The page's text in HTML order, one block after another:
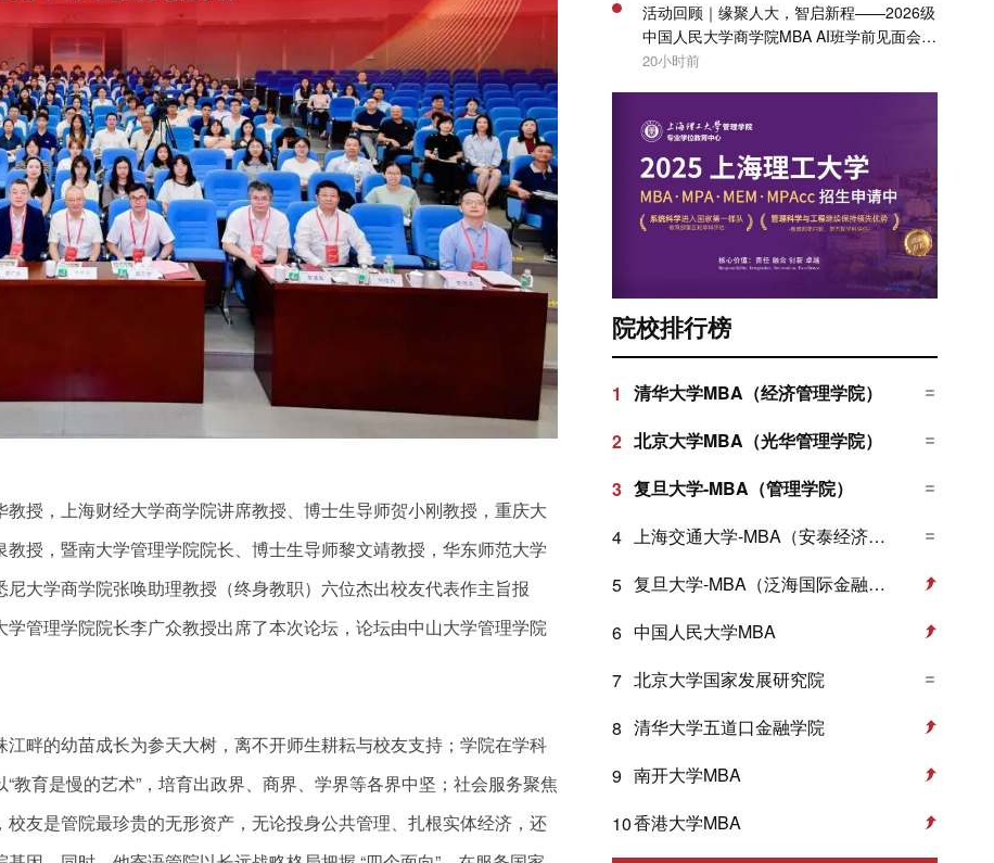
授，上海财经大学商学院讲席教授、博士生导师贺小刚教授，重庆大
授，暨南大学管理学院院长、博士生导师黎文靖教授，华东师范大学
大学商学院张唤助理教授（终身教职）六位杰出校友代表作主旨报
管理学院院长李广众教授出席了本次论坛，论坛由中山大学管理学院
畔的幼苗成长为参天大树，离不开师生耕耘与校友支持；学院在学科
育是慢的艺术”，培育出政界、商界、学界等各界中坚；社会服务聚焦
友是管院最珍贵的无形资产，无论投身公共管理、扎根实体经济，还
活动回顾｜缘聚人大，智启新程——2026级
中国人民大学商学院MBA AI班学前见面会圆
满举办
20小时前
院校排行榜
1
清华大学MBA（经济管理学院）
2 北京大学MBA（光华管理学院）
3 复旦大学-MBA（管理学院）
4
上海交通大学-MBA（安泰经济与管理学院）
5
复旦大学-MBA（泛海国际金融学院）
6 中国人民大学MBA
7 北京大学国家发展研究院
8 清华大学五道口金融学院
9 南开大学MBA
10香港大学MBA